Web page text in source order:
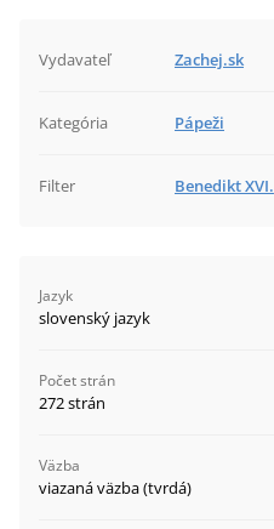
Vydavateľ Zachej.sk
Kategória Pápeži
Filter Benedikt XVI.
Jazyk
slovenský jazyk
Počet strán
272 strán
Väzba
viazaná väzba (tvrdá)